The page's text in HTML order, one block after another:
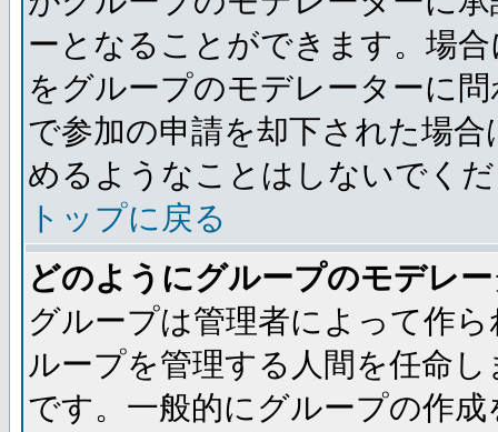
ーとなることができます。場
をグループのモデレーターに
で参加の申請を却下された場
めるようなことはしないでく
トップに戻る
どのようにグループのモデレ
グループは管理者によって作
ループを管理する人間を任命
です。一般的にグループの作